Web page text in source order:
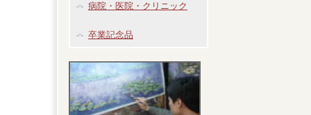
病院・医院・クリニック
卒業記念品